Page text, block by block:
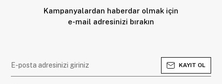
Kampanyalardan haberdar olmak için
e-mail adresinizi bırakın
KAYIT OL